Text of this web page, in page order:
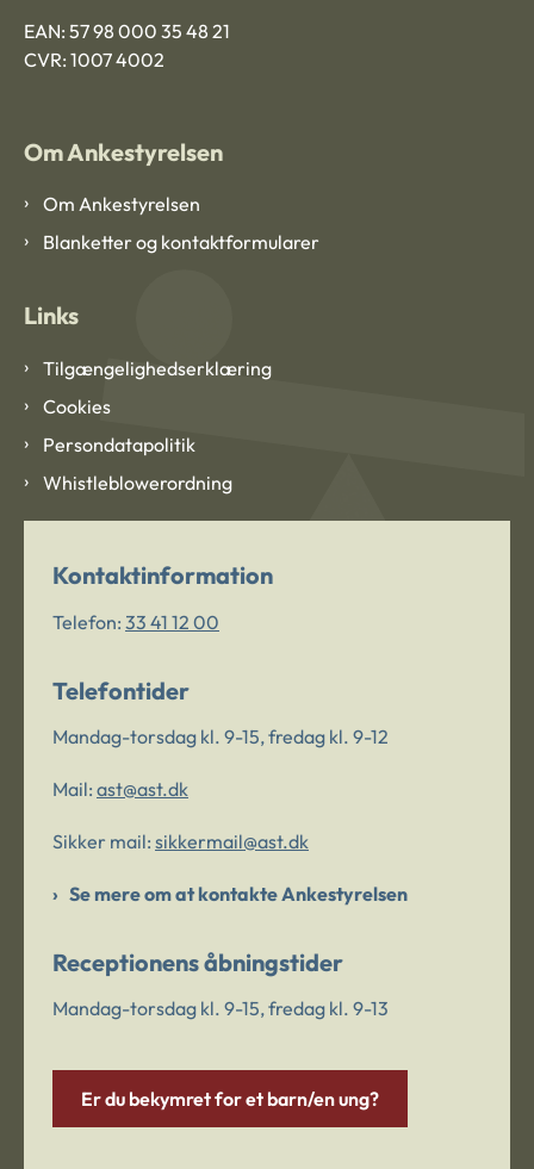
EAN: 57 98 000 35 48 21
CVR: 1007 4002
Om Ankestyrelsen
Om Ankestyrelsen
Blanketter og kontaktformularer
Links
Tilgængelighedserklæring
Cookies
Persondatapolitik
Whistleblowerordning
Kontaktinformation
Telefon: 33 41 12 00
Telefontider
Mandag-torsdag kl. 9-15, fredag kl. 9-12
Mail: ast@ast.dk
Sikker mail: sikkermail@ast.dk
Se mere om at kontakte Ankestyrelsen
Receptionens åbningstider
Mandag-torsdag kl. 9-15, fredag kl. 9-13
Er du bekymret for et barn/en ung?